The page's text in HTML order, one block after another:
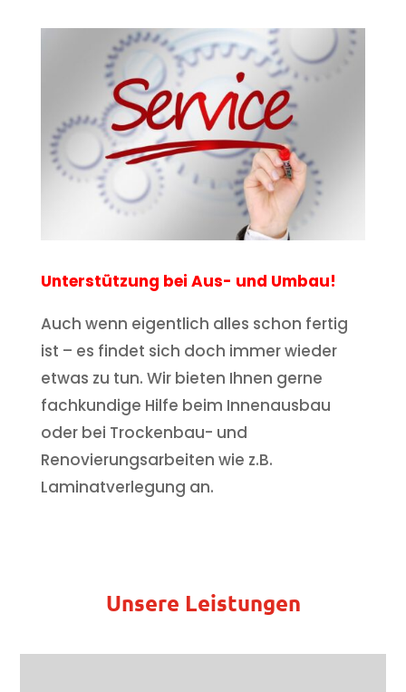
Unterstützung bei Aus- und Umbau!
Auch wenn eigentlich alles schon fertig
ist – es findet sich doch immer wieder
etwas zu tun. Wir bieten Ihnen gerne
fachkundige Hilfe beim Innenausbau
oder bei Trockenbau- und
Renovierungsarbeiten wie z.B.
Laminatverlegung an.
Unsere Leistungen